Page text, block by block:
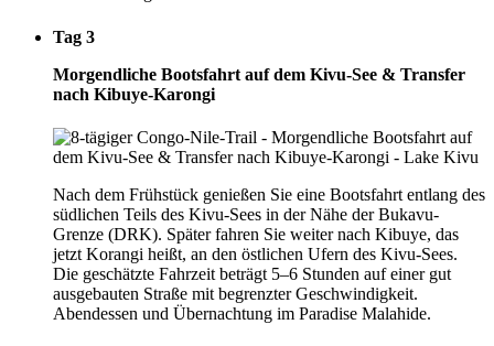
Tag 3
Morgendliche Bootsfahrt auf dem Kivu-See & Transfer
nach Kibuye-Karongi
Nach dem Frühstück genießen Sie eine Bootsfahrt entlang des
südlichen Teils des Kivu-Sees in der Nähe der Bukavu-
Grenze (DRK). Später fahren Sie weiter nach Kibuye, das
jetzt Korangi heißt, an den östlichen Ufern des Kivu-Sees.
Die geschätzte Fahrzeit beträgt 5–6 Stunden auf einer gut
ausgebauten Straße mit begrenzter Geschwindigkeit.
Abendessen und Übernachtung im Paradise Malahide.